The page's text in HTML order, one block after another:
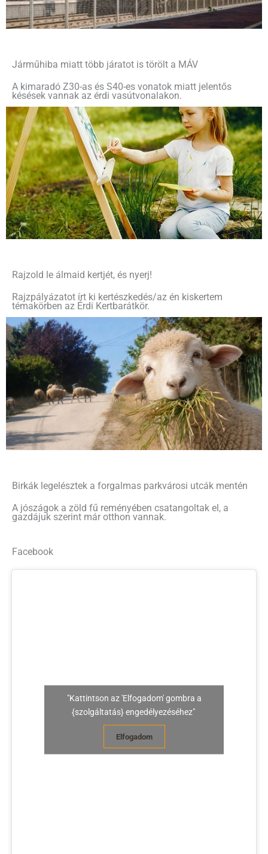
Járműhiba miatt több járatot is törölt a MÁV
A kimaradó Z30-as és S40-es vonatok miatt jelentős
késések vannak az érdi vasútvonalakon.
Rajzold le álmaid kertjét, és nyerj!
Rajzpályázatot írt ki kertészkedés/az én kiskertem
témakörben az Érdi Kertbarátkör.
Birkák legelésztek a forgalmas parkvárosi utcák mentén
A jószágok a zöld fű reményében csatangoltak el, a
gazdájuk szerint már otthon vannak.
Facebook
"Kattintson az 'Elfogadom' gombra a
{szolgáltatás} engedélyezéséhez"
Elfogadom